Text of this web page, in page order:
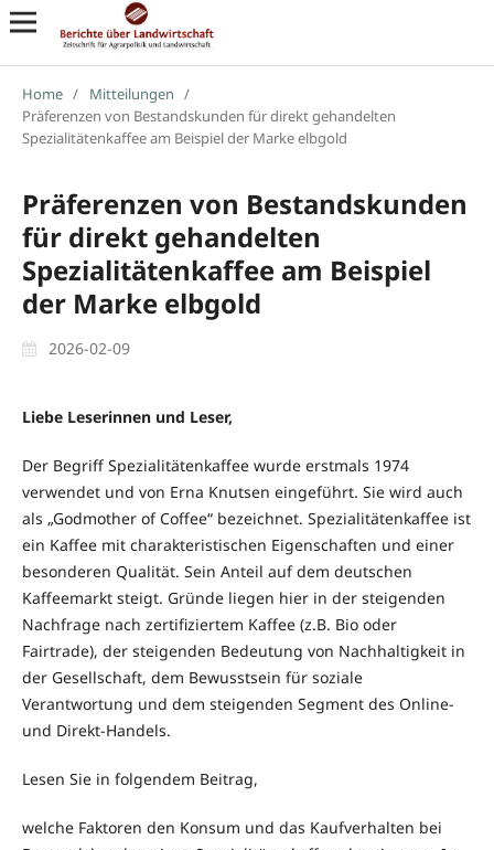
Home / Mitteilungen /
Präferenzen von Bestandskunden für direkt gehandelten
Spezialitätenkaffee am Beispiel der Marke elbgold
Präferenzen von Bestandskunden
für direkt gehandelten
Spezialitätenkaffee am Beispiel
der Marke elbgold
2026-02-09
Liebe Leserinnen und Leser,
Der Begriff Spezialitätenkaffee wurde erstmals 1974
verwendet und von Erna Knutsen eingeführt. Sie wird auch
als „Godmother of Coffee“ bezeichnet. Spezialitätenkaffee ist
ein Kaffee mit charakteristischen Eigenschaften und einer
besonderen Qualität. Sein Anteil auf dem deutschen
Kaffeemarkt steigt. Gründe liegen hier in der steigenden
Nachfrage nach zertifiziertem Kaffee (z.B. Bio oder
Fairtrade), der steigenden Bedeutung von Nachhaltigkeit in
der Gesellschaft, dem Bewusstsein für soziale
Verantwortung und dem steigenden Segment des Online-
und Direkt-Handels.
Lesen Sie in folgendem Beitrag,
welche Faktoren den Konsum und das Kaufverhalten bei